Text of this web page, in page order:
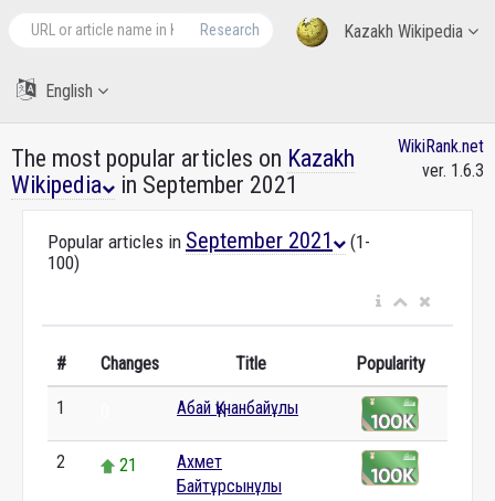
Kazakh Wikipedia
Research
English
The most popular articles on Kazakh
Wikipedia
in September 2021
WikiRank.net
ver. 1.6.3
Popular articles in September 2021
(1-
100)
# Changes Title Popularity
1 Абай Құнанбайұлы
2 21
Ахмет
Байтұрсынұлы